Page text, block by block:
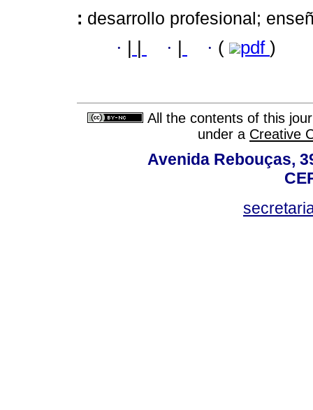
: desarrollo profesional;
· · · ( pdf )
All the contents of this
under a Creative
Avenida Rebouças,